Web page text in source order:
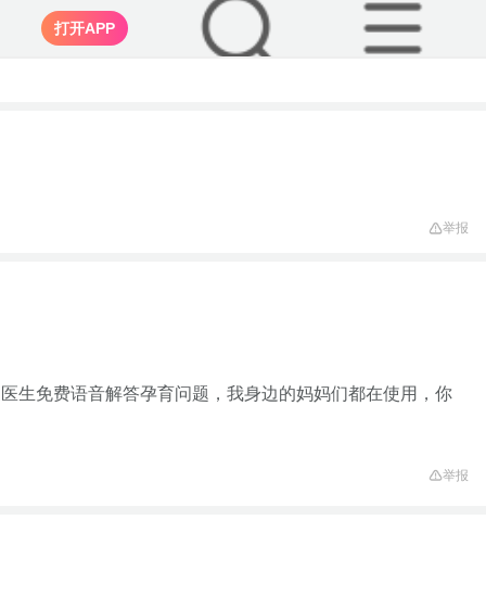
打开APP
举报
生免费语音解答孕育问题，我身边的妈妈们都在使用，你
举报